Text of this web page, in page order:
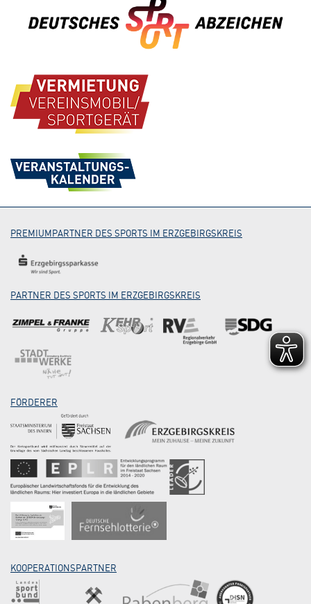
PREMIUMPARTNER DES SPORTS IM ERZGEBIRGSKREIS
PARTNER DES SPORTS IM ERZGEBIRGSKREIS
FÖRDERER
KOOPERATIONSPARTNER